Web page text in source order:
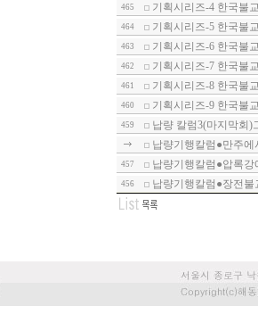
465 기획시리즈-4 한국불
464 기획시리즈-5 한국불
463 기획시리즈-6 한국불
462 기획시리즈-7 한국불
461 기획시리즈-8 한국불
460 기획시리즈-9 한국불
459
납량 칼럼3(마지막회)
납량기행칼럼●만주
457 납량기행칼럼●압록
456 납량기행칼럼●장전불